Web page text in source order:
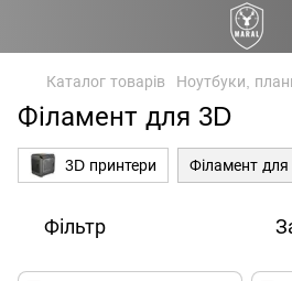
Каталог товарів Ноутбуки,
Філамент для 3D
3D принтери Філамент для
Фільтр